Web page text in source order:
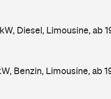
Diesel, Limousine, ab
Benzin, Limousine, ab